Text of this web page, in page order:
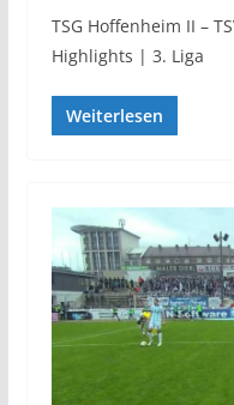
TSG Hoffenheim II –
Highlights | 3. Liga
Weiterlesen